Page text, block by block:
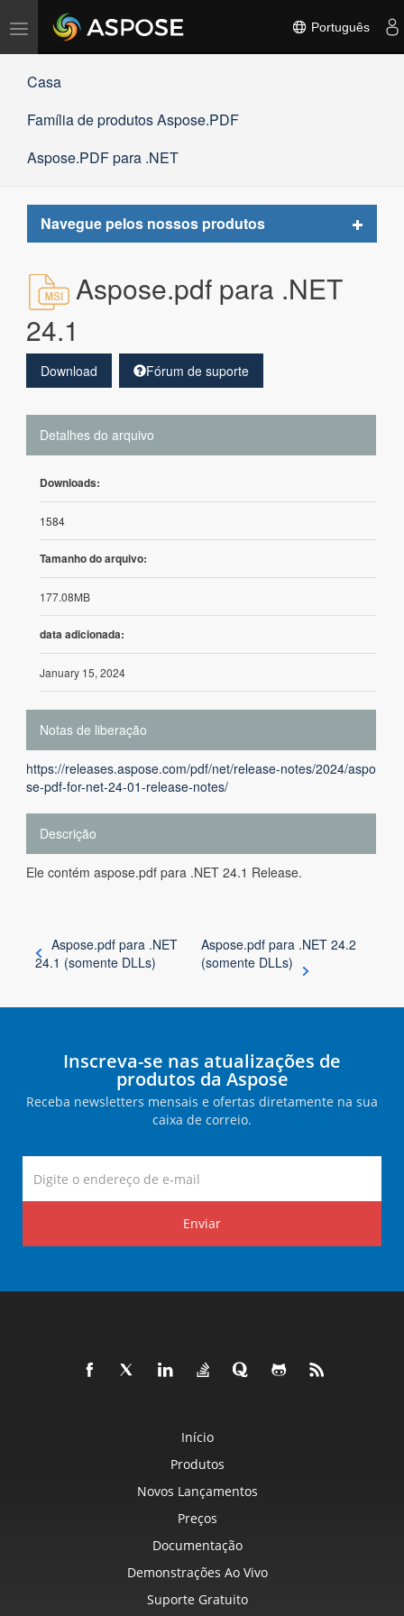
Alternar
navegação
Português
Casa
Família de produtos Aspose.PDF
Aspose.PDF para .NET
Navegue pelos nossos produtos
Toggle
Aspose.pdf para .NET
24.1
Download Fórum de suporte
Detalhes do arquivo
Downloads:
1584
Tamanho do arquivo:
177.08MB
data adicionada:
January 15, 2024
Notas de liberação
https://releases.aspose.com/pdf/net/release-notes/2024/aspo
se-pdf-for-net-24-01-release-notes/
Descrição
Ele contém aspose.pdf para .NET 24.1 Release.
Aspose.pdf para .NET
24.1 (somente DLLs)
Aspose.pdf para .NET 24.2
(somente DLLs)
Inscreva-se nas atualizações de
produtos da Aspose
Receba newsletters mensais e ofertas diretamente na sua
caixa de correio.
Enviar
Início
Produtos
Novos Lançamentos
Preços
Documentação
Demonstrações Ao Vivo
Suporte Gratuito